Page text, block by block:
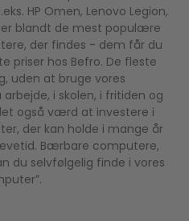
HP Omen, Lenovo Legion,
er blandt de mest populære
der findes - dem får du
priser hos Befro. De fleste
uden at bruge vores
i skolen, i fritiden og
også værd at investere i
der kan holde i mange år
Bærbare computere,
du selvfølgelig finde i vores